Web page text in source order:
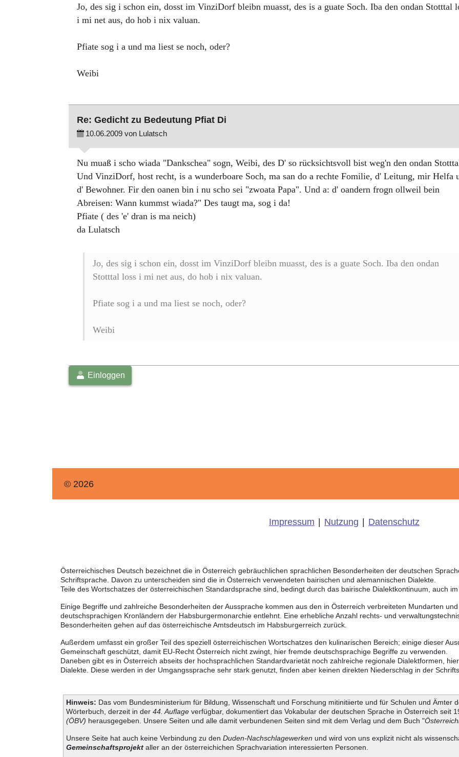
Jo, des sig i schon ein, dosst im VinziDorf bleibn muasst, des is a guate Soch. Iba den ondan Stotttal
i mi net aus, do hob i nix valuan.
Pfiate sog i a und ma liest se noch, oder?
Weibi
Re: Gedicht zu Bedeutung Pfiat Di
10.06.2009 von Lulatsch
Nu muaß i scho wiada "Dankschea" sogn, Weibi, des D' so rücksichtsvoll bist weg'n den ondan
Und VinziDorf, host recht, is a wunderboare Soch, ma san do a rechte Fomilie, d' Leitung, mir Helfa
d' Bewohner. Fir den oanen bin i nu scho sei "zwoata Papa". Und a: d' oandern frogn ollweil bein
Abreisen: Wann kummst wiada?" Des taugt ma, sog i da!
Pfiate ( des 'e' dran is ma neich)
da Lulatsch
Jo, des sig i schon ein, dosst im VinziDorf bleibn muasst, des is a guate Soch. Iba den ondan
Stotttal loss i mi net aus, do hob i nix valuan.
Pfiate sog i a und ma liest se noch, oder?
Weibi
Einloggen
© 2026
Impressum Nutzung Datenschutz
Österreichisches Deutsch bezeichnet die in Österreich gebräuchlichen sprachlichen Besonderheiten der deutschen
Schriftsprache. Davon zu unterscheiden sind die in Österreich verwendeten bairischen und alemannischen Dialekte.
Teile des Wortschatzes der österreichischen Standardsprache sind, bedingt durch das bairische Dialektkontinuum, auch
Einige Begriffe und zahlreiche Besonderheiten der Aussprache kommen aus den in Österreich verbreiteten Mundarten
deutschsprachigen Kronländern der Habsburgermonarchie entlehnt. Eine erhebliche Anzahl rechts- und
Besonderheiten gehen auf das österreichische Amtsdeutsch im Habsburgerreich zurück.
Außerdem umfasst ein großer Teil des speziell österreichischen Wortschatzes den kulinarischen Bereich; einige dieser
Gemeinschaft geschützt, damit EU-Recht Österreich nicht zwingt, hier fremde deutschsprachige Begriffe zu verwenden.
Daneben gibt es in Österreich abseits der hochsprachlichen Standardvarietät noch zahlreiche regionale Dialektformen,
Dialekte. Diese werden in der Umgangssprache sehr stark genutzt, finden aber keinen direkten Niederschlag in der
Hinweis: Das vom Bundesministerium für Bildung, Wissenschaft und Forschung mitinitiierte und für Schulen und Ämter
Wörterbuch, derzeit in der 44. Auflageverfügbar, dokumentiert das Vokabular der deutschen Sprache in Österreich seit
(ÖBV) herausgegeben. Unsere Seiten und alle damit verbundenen Seiten sind mit dem Verlag und dem Buch "
Unsere Seite hat auch keine Verbindung zu den Duden-Nachschlagewerken und wird von uns explizit nicht als
Gemeinschaftsprojektaller an der österreichichen Sprachvariation interessierten Personen.